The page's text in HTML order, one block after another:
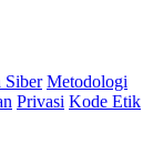
Siber Metodologi
Privasi Kode Etik